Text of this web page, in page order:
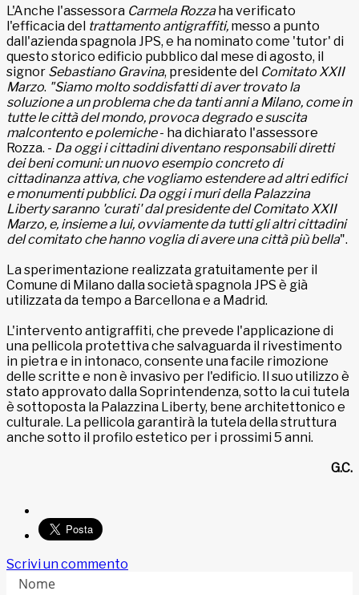
L'Anche l'assessora Carmela Rozzaha verificato
l'efficacia del trattamento antigraffiti, messo a punto
dall'azienda spagnola JPS, e ha nominato come 'tutor' di
questo storico edificio pubblico dal mese di agosto, il
signor Sebastiano Gravina, presidente del Comitato XXII
Marzo. "Siamo molto soddisfatti di aver trovato la
soluzione a un problema che da tanti anni a Milano, come in
tutte le città del mondo, provoca degrado e suscita
malcontento e polemiche- ha dichiarato l'assessore
Rozza. - Da oggi i cittadini diventano responsabili diretti
dei beni comuni: un nuovo esempio concreto di
cittadinanza attiva, che vogliamo estendere ad altri edifici
e monumenti pubblici. Da oggi i muri della Palazzina
Liberty saranno 'curati' dal presidente del Comitato XXII
Marzo, e, insieme a lui, ovviamente da tutti gli altri cittadini
del comitato che hanno voglia di avere una città più bella".
La sperimentazione realizzata gratuitamente per il
Comune di Milano dalla società spagnola JPS è già
utilizzata da tempo a Barcellona e a Madrid.
L'intervento antigraffiti, che prevede l'applicazione di
una pellicola protettiva che salvaguarda il rivestimento
in pietra e in intonaco, consente una facile rimozione
delle scritte e non è invasivo per l'edificio. Il suo utilizzo è
stato approvato dalla Soprintendenza, sotto la cui tutela
è sottoposta la Palazzina Liberty, bene architettonico e
culturale. La pellicola garantirà la tutela della struttura
anche sotto il profilo estetico per i prossimi 5 anni.
G.C.
Scrivi un commento